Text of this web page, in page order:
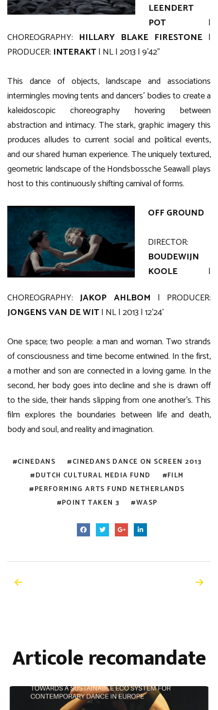
LEENDERT
POT |
CHOREOGRAPHY: HILLARY BLAKE FIRESTONE |
PRODUCER: INTERAKT| NL | 2013 | 9’42”
This dance of objects, landscape and associations
intermingles moving tents and dancers’ bodies to create a
kaleidoscopic choreography hovering between
abstraction and intimacy. The stark, graphic imagery this
produces alludes to current social and political events,
and our shared human experience. The uniquely textured,
geometric landscape of the Hondsbossche Seawall plays
host to this continuously shifting carnival of forms.
OFF GROUND
DIRECTOR:
BOUDEWIJN
KOOLE |
CHOREOGRAPHY:JAKOP AHLBOM | PRODUCER:
JONGENS VAN DE WIT| NL | 2013 | 12’24’
One space; two people: a man and woman. Two strands
of consciousness and time become entwined. In the first,
a mother and son are connected in a loving game. In the
second, her body goes into decline and she is drawn off
to the side, their hands slipping from one another’s. This
film explores the boundaries between life and death,
body and soul, and reality and imagination.
CINEDANS
CINEDANS DANCE ON SCREEN 2013
DUTCH CULTURAL MEDIA FUND
FILM
PERFORMING ARTS FUND NETHERLANDS
POINT TAKEN 3
WASP
Articole recomandate